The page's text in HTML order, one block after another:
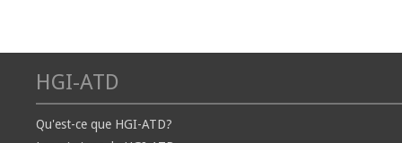
HGI-ATD
Qu'est-ce que HGI-ATD?